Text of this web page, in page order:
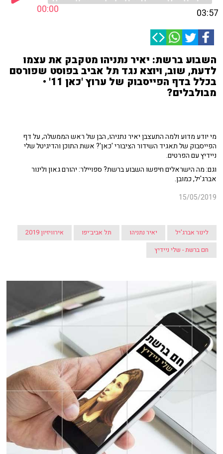
00:00 03:57
השבוע ברשת: יאיר נתניהו מטקבק את עצמו
לדעת, שוב, ויוצא נגד תל אביב בפוסט שפורסם
בכלל בדף הפייסבוק של ערוץ 'כאן 11' •
מבולבלים?
מי יודע מדוע ולמה התעצבן יאיר נתניהו, הבן של ראש הממשלה, על דף
הפייסבוק של תאגיד השידור הציבורי 'כאן'? אשת התוכן והדיגיטל שלי
ניידיץ עם הפרטים.
וגם: מה הישראלים חיפשו השבוע ברשת? ספויילר: יהורם גאון ולינור
אברג'יל, כמובן.
15/05/2019
לינור אברג'יל יאיר נתניהו תל אביב־יפו
אירוויזיון 2019
חם ברשת - שלי ניידיץ